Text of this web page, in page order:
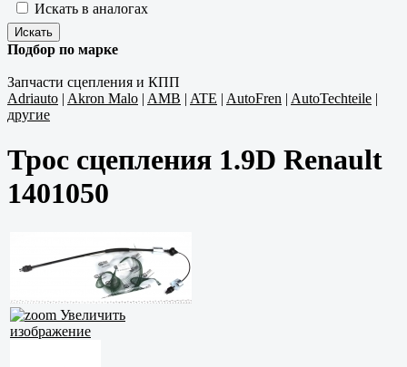
Искать в аналогах
Подбор по марке
Запчасти сцепления и КПП
Adriauto | Akron Malo | AMB | ATE | AutoFren | AutoTechteile |
другие
Трос сцепления 1.9D Renault
1401050
Увеличить
изображение